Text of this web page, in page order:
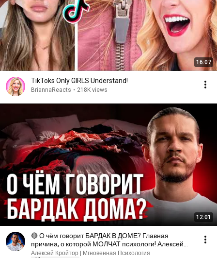
16:07
TikToks Only GIRLS Understand!
BriannaReacts • 218K views
12:01
🔴 О чём говорит БАРДАК В ДОМЕ? Главная
причина, о которой МОЛЧАТ психологи! Алексей
Кройтор
Алексей Кройтор | Мгновенная Психология